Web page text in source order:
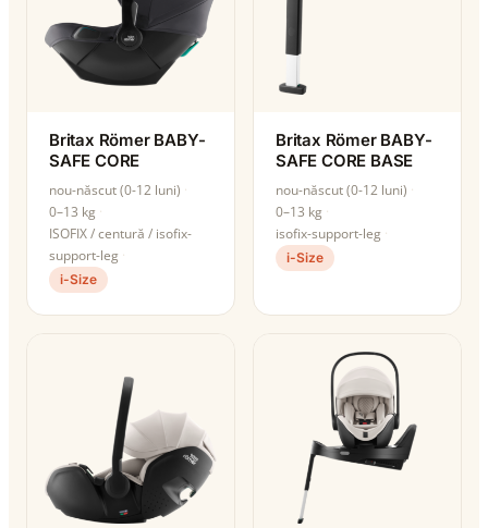
Britax Römer BABY-
SAFE CORE
nou-născut (0-12 luni)
0–13 kg
ISOFIX / centură / isofix-
support-leg
i-Size
Britax Römer BABY-
SAFE CORE BASE
nou-născut (0-12 luni)
0–13 kg
isofix-support-leg
i-Size